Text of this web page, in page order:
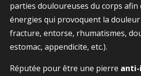
parties douloureuses du corps afin
énergies qui provoquent la
fracture, entorse, rhumatismes,
estomac, appendicite, etc.).
Réputée pour être une pierre